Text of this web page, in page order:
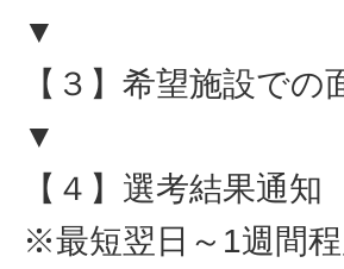
▼
【３】希望施設での
▼
【４】選考結果通知
※最短翌日～1週間